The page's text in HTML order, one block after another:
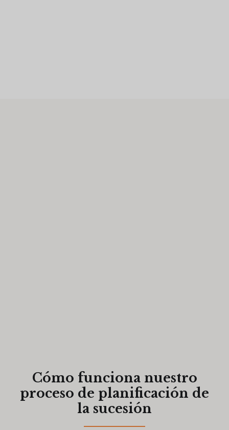
Cómo funciona nuestro
proceso de planificación de
la sucesión